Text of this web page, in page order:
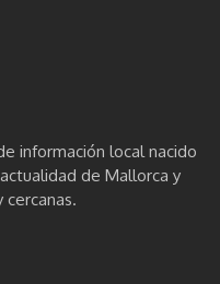
información local nacido
de Mallorca y
cercanas.